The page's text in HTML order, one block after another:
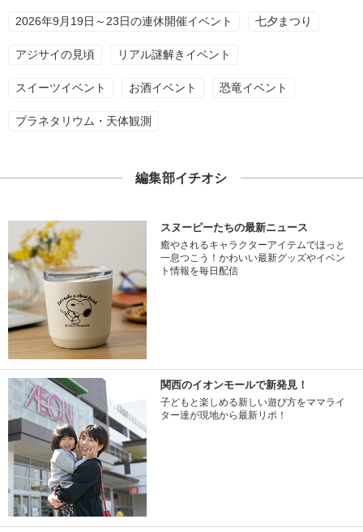
2026年9月19日～23日の連休開催イベント 七夕まつり
アジサイの見頃 リアル謎解きイベント
スイーツイベント お酒イベント 恐竜イベント
プラネタリウム・天体観測
編集部イチオシ
スヌーピーたちの最新ニュース
癒やされるキャラクターアイテムでほっと
一息つこう！かわいい最新グッズやイベン
ト情報を毎日配信
関西のイオンモールで新発見！
子どもと楽しめる新しい遊び方をママライ
ター達が現地から最新リポ！